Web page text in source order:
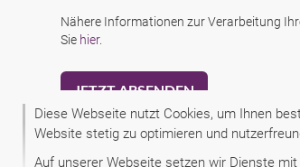
Diese Webseite nutzt Cookies, um Ihnen
Website stetig zu optimieren und
Auf unserer Webseite setzen wir Dienste
Nähere Informationen zur Verarbeitung
Sie hier.